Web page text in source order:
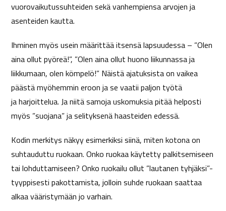
vuorovaikutussuhteiden sekä vanhempiensa arvojen ja
asenteidenkautta.
Ihminen myös usein määrittääitsensä lapsuudessa – ”Olen
aina ollut pyöreä!”, ”Olen aina ollut huono liikunnassa ja
liikkumaan, olen kömpelö!” Näistä ajatuksista on vaikea
päästä myöhemmin eroon ja se vaatii paljon työtä
jaharjoittelua. Ja niitä samoja uskomuksia pitää helposti
myös ”suojana” ja selityksenä haasteiden edessä.
Kodin merkitys näkyy esimerkiksi siinä,miten kotona on
suhtaudutturuokaan. Onko ruokaa käytetty palkitsemiseen
tailohduttamiseen? Onkoruokailu ollut ”lautanen tyhjäksi”-
tyyppisestipakottamista, jolloin suhde ruokaan saattaa
alkaa vääristymään jo varhain.